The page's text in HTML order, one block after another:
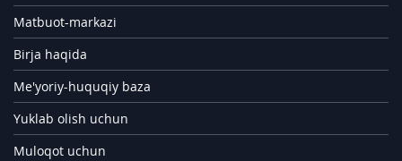
Matbuot-markazi
Birja haqida
Me'yoriy-huquqiy baza
Yuklab olish uchun
Muloqot uchun